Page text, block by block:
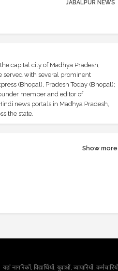
JABALPUR NEWS
capital city of Madhya Pradesh,
served with several prominent
(Bhopal), Pradesh Today (Bhopal);
member and editor of
news portals in Madhya Pradesh,
the state.
Show more
विद्यार्थियों, युवाओं, व्यापारियों,